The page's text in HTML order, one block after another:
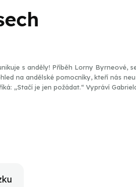
s anděly! Příběh Lorny Byrneové,
na andělské pomocníky, kteří nás
„Stačí je jen požádat.“ Vypráví